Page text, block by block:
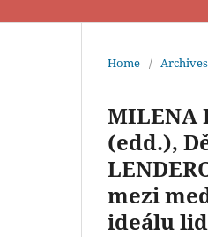
Home / Archives
MILENA
(edd.),
mezi
ideálu